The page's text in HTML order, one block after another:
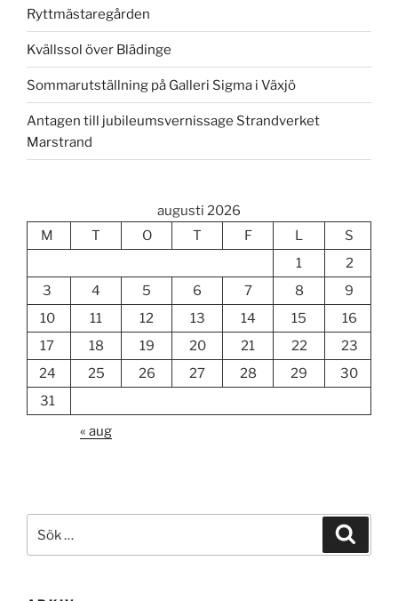
Ryttmästaregården
Kvällssol över Blädinge
Sommarutställning på Galleri Sigma i Växjö
Antagen till jubileumsvernissage Strandverket
Marstrand
augusti 2026
M
T O T F L
S
1
2
3
4 5 6 7 8
9
10
11 12 13 14 15
16
17
18 19 20 21 22
23
24
25 26 27 28 29
30
31
« aug
efter: